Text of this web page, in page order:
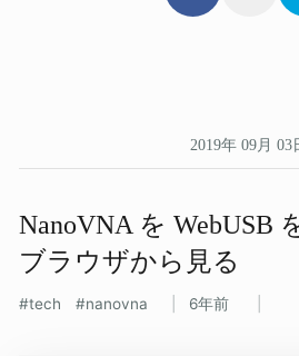
2019年 09月 03
NanoVNA を​ WebUSB
ブラウザから​見る
tech nanovna 6年前